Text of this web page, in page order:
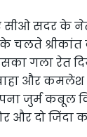
सदर के
श्रीकांत
गला रेत
और कमलेश
जुर्म कबूल
और दो जिंदा